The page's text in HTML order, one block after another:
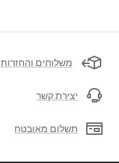
משלוחים והחזרות
יצירת קשר
תשלום מאובטח